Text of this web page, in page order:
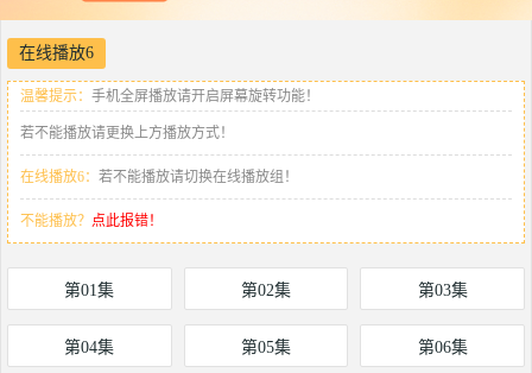
在线播放6
温馨提示： 手机全屏播放请开启屏幕旋转功能！
若不能播放请更换上方播放方式！
在线播放6： 若不能播放请切换在线播放组！
不能播放？ 点此报错！
第01集 第02集 第03集
第04集 第05集 第06集